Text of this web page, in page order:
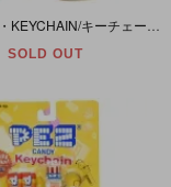
SOLD OUT